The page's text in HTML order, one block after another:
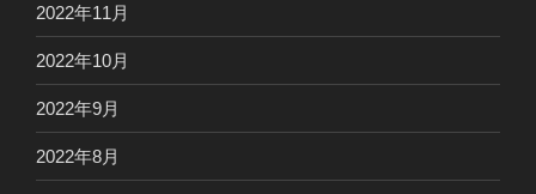
2022年11月
2022年10月
2022年9月
2022年8月